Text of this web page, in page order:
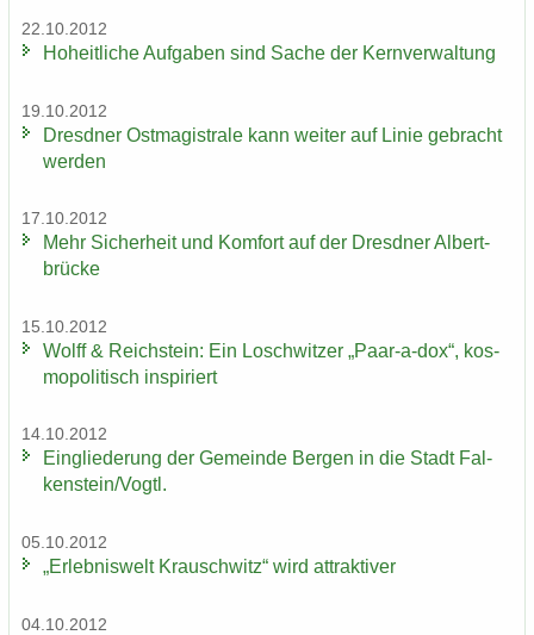
22.10.2012
Ho­heit­li­che Auf­ga­ben sind Sache der Kern­ver­wal­tung
19.10.2012
Dresd­ner Ost­ma­gis­tra­le kann wei­ter auf Linie ge­bracht
wer­den
17.10.2012
Mehr Si­cher­heit und Kom­fort auf der Dresd­ner Al­bert­
brü­cke
15.10.2012
Wolff & Reichs­tein: Ein Losch­wit­zer „Paar-​a-dox“, kos­
mo­po­li­tisch in­spi­riert
14.10.2012
Ein­glie­de­rung der Ge­mein­de Ber­gen in die Stadt Fal­
ken­stein/Vogtl.
05.10.2012
„Er­leb­nis­welt Krausch­witz“ wird at­trak­ti­ver
04.10.2012